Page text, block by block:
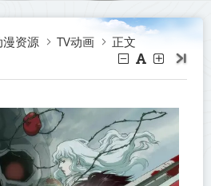
漫资源 TV动画 正文